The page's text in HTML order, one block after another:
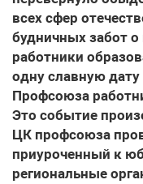
всех сфер
будничных забот
работники
одну славную дату
Профсоюза
Это событие
ЦК профсоюза
приуроченный к
региональные